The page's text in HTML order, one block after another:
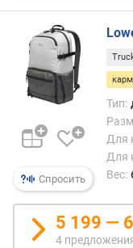
Спросить
Тип:
Для
Для
Вес:
5 199 —
4